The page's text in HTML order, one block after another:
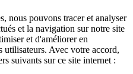
nous pouvons tracer et analyser
et la navigation sur notre site
et d'améliorer en
utilisateurs. Avec votre accord,
suivants sur ce site internet :